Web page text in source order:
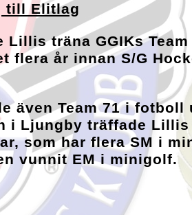
till Elitlag
Lillis träna GGIKs
flera år innan S/G
även Team 71 i fotboll
i Ljungby träffade
som har flera SM i
vunnit EM i minigolf.